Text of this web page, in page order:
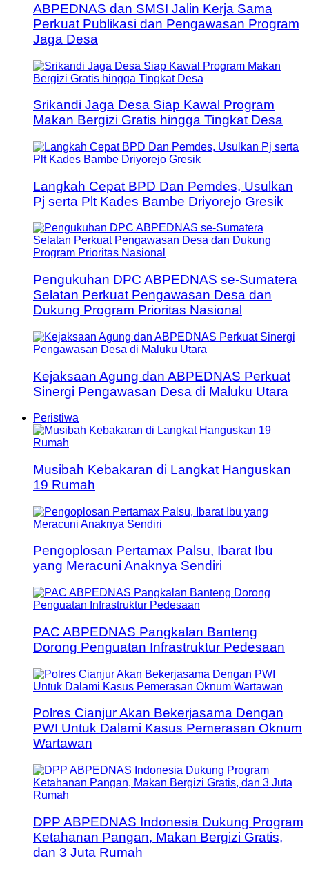
ABPEDNAS dan SMSI Jalin Kerja Sama
Perkuat Publikasi dan Pengawasan Program
Jaga Desa
Srikandi Jaga Desa Siap Kawal Program
Makan Bergizi Gratis hingga Tingkat Desa
Langkah Cepat BPD Dan Pemdes, Usulkan
Pj serta Plt Kades Bambe Driyorejo Gresik
Pengukuhan DPC ABPEDNAS se-Sumatera
Selatan Perkuat Pengawasan Desa dan
Dukung Program Prioritas Nasional
Kejaksaan Agung dan ABPEDNAS Perkuat
Sinergi Pengawasan Desa di Maluku Utara
Peristiwa
Musibah Kebakaran di Langkat Hanguskan
19 Rumah
Pengoplosan Pertamax Palsu, Ibarat Ibu
yang Meracuni Anaknya Sendiri
PAC ABPEDNAS Pangkalan Banteng
Dorong Penguatan Infrastruktur Pedesaan
Polres Cianjur Akan Bekerjasama Dengan
PWI Untuk Dalami Kasus Pemerasan Oknum
Wartawan
DPP ABPEDNAS Indonesia Dukung Program
Ketahanan Pangan, Makan Bergizi Gratis,
dan 3 Juta Rumah